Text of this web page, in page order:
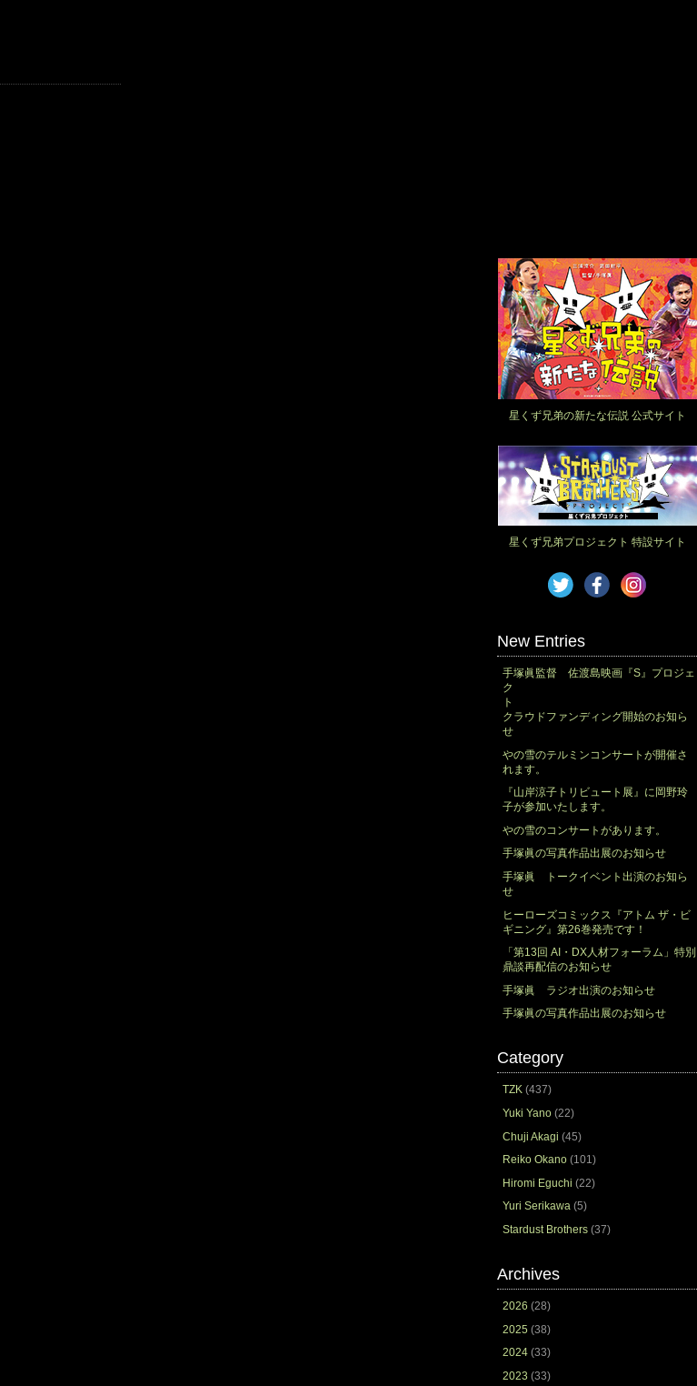
星くず兄弟の新たな伝説 公式サイト
星くず兄弟プロジェクト 特設サイト
New Entries
手塚眞監督 佐渡島映画『S』プロジェ
ク
クラウドファンディング開始のお知ら
せ
やの雪のテルミンコンサートが開催さ
れます。
『山岸涼子トリビュート展』に岡野玲
子が参加いたします。
やの雪のコンサートがあります。
手塚眞の写真作品出展のお知らせ
手塚眞 トークイベント出演のお知ら
せ
ヒーローズコミックス『アトム ザ・ビ
ギニング』第26巻発売です！
「第13回 AI・DX人材フォーラム」特別
鼎談再配信のお知らせ
手塚眞 ラジオ出演のお知らせ
手塚眞の写真作品出展のお知らせ
Category
TZK (437)
Yuki Yano (22)
Chuji Akagi (45)
Reiko Okano (101)
Hiromi Eguchi (22)
Yuri Serikawa (5)
Stardust Brothers (37)
Archives
2026 (28)
2025 (38)
2024 (33)
2023 (33)